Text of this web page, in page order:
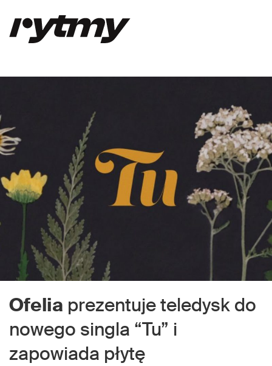
Ofelia prezentuje teledysk do
nowego singla “Tu” i
zapowiada płytę